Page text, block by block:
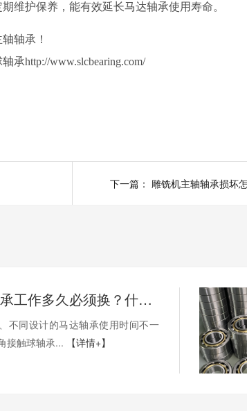
维护保养，能有效延长马达轴承使用寿命。
轴承！
承http://www.slcbearing.com/
下一篇：
马达轴承工作多久必须换？什么时候可以更换？
不同设计的马达轴承使用时间不一
接触球轴承...
【详情+】